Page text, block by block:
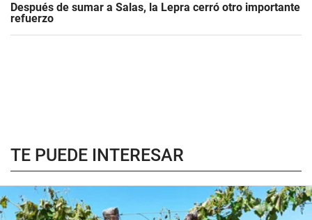
Después de sumar a Salas, la Lepra cerró otro importante
refuerzo
TE PUEDE INTERESAR